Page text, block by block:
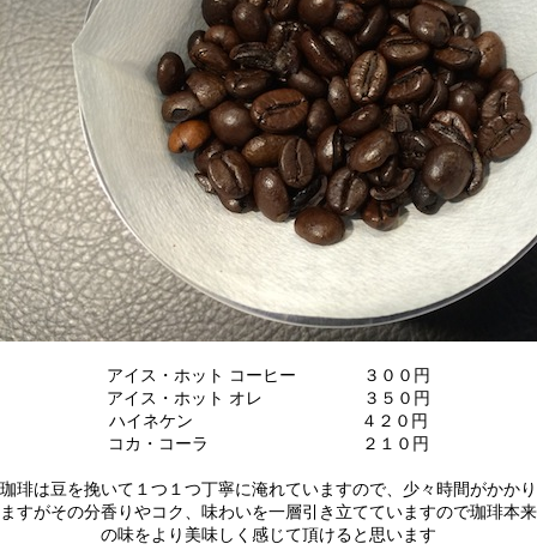
アイス・ホット コーヒー ３００円
アイス・ホット オレ ３５０円
ハイネケン ４２０円
コカ・コーラ ２１０円
珈琲は豆を挽いて１つ１つ丁寧に淹れていますので、少々時間がかかり
ますがその分香りやコク、味わいを一層引き立てていますので珈琲本来
の味をより美味しく感じて頂けると思います